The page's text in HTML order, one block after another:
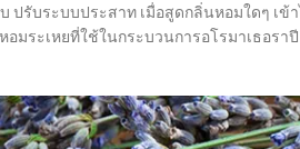
ปรับระบบประสาท เมื่อสูดกลิ่นหอมใดๆ เข้
ระเหยที่ใช้ในกระบวนการอโรมาเธอร